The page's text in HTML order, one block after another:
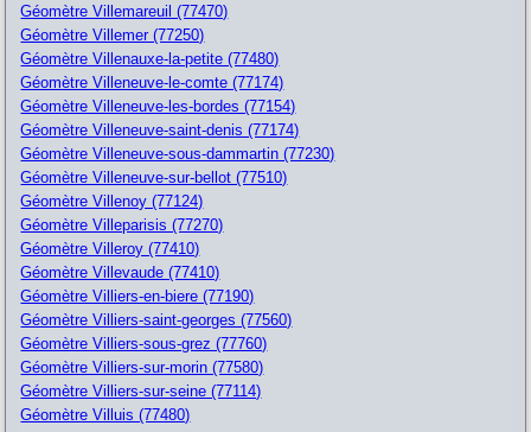
Géomètre Villemareuil (77470)
Géomètre Villemer (77250)
Géomètre Villenauxe-la-petite (77480)
Géomètre Villeneuve-le-comte (77174)
Géomètre Villeneuve-les-bordes (77154)
Géomètre Villeneuve-saint-denis (77174)
Géomètre Villeneuve-sous-dammartin (77230)
Géomètre Villeneuve-sur-bellot (77510)
Géomètre Villenoy (77124)
Géomètre Villeparisis (77270)
Géomètre Villeroy (77410)
Géomètre Villevaude (77410)
Géomètre Villiers-en-biere (77190)
Géomètre Villiers-saint-georges (77560)
Géomètre Villiers-sous-grez (77760)
Géomètre Villiers-sur-morin (77580)
Géomètre Villiers-sur-seine (77114)
Géomètre Villuis (77480)